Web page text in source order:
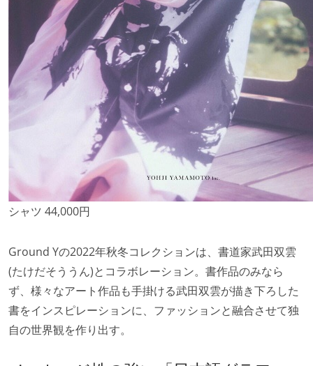
シャツ 44,000円
Ground Yの2022年秋冬コレクションは、書道家武田双雲
(たけだそううん)とコラボレーション。書作品のみなら
ず、様々なアート作品も手掛ける武田双雲が描き下ろした
書をインスピレーションに、ファッションと融合させて独
自の世界観を作り出す。